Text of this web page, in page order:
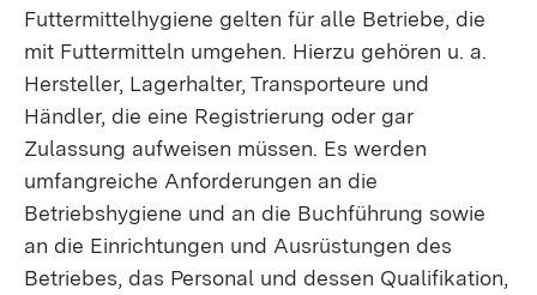
Futtermittelhygiene gelten für alle Betriebe, die
mit Futtermitteln umgehen. Hierzu gehören u. a.
Hersteller, Lagerhalter, Transporteure und
Händler, die eine Registrierung oder gar
Zulassung aufweisen müssen. Es werden
umfangreiche Anforderungen an die
Betriebshygiene und an die Buchführung sowie
an die Einrichtungen und Ausrüstungen des
Betriebes, das Personal und dessen Qualifikation,